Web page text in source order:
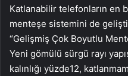
Katlanabilir telefonların en
menteşe sistemini de
“Gelişmiş Çok Boyutlu
Yeni gömülü sürgü rayı
kalınlığı yüzde12,